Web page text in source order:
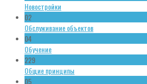
Новостройки
02
Обслуживание объектов
04
Обучение
229
Общие принципы
05